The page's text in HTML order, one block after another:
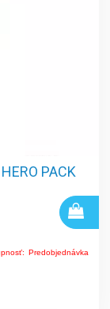
PACK
Predobjednávka